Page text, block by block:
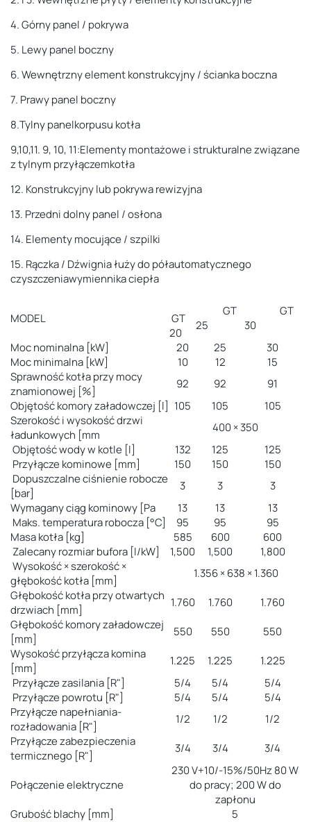
4.Górny panel / pokrywa
5. Lewy panel boczny
6. Wewnętrzny element konstrukcyjny / ścianka boczna
7. Prawy panel boczny
8.Tylny panelkorpusu kotła
9,10,11. 9, 10, 11:Elementy montażowe i strukturalne związane
ztylnym przyłączemkotła
12. Konstrukcyjny lubpokrywa rewizyjna
13. Przedni dolny panel / osłona
14. Elementy mocujące / szpilki
15. Rączka / Dźwigniałuży dopółautomatycznego
czyszczeniawymiennika ciepła
MODEL
GT
20
GT
25
GT
30
Moc nominalna [kW]
20 25
30
Moc minimalna [kW]
10 12
15
Sprawność kotła przy mocy
znamionowej [%]
92 92
91
Objętość komory załadowczej [l] 105 105
105
Szerokość i wysokość drzwi
ładunkowych [mm
400 × 350
Objętość wody w kotle [l]
132 125
125
Przyłącze kominowe [mm]
150 150
150
Dopuszczalne ciśnienie robocze
[bar]
3 3
3
Wymagany ciąg kominowy [Pa
13 13
13
Maks. temperatura robocza [°C]
95 95
95
Masa kotła [kg]
585 600
600
Zalecany rozmiar bufora [l/kW]
1,500 1,500
1,800
Wysokość × szerokość ×
głębokość kotła [mm]
1.356 × 638 × 1.360
Głębokość kotła przy otwartych
drzwiach [mm]
1.760 1.760
1.760
Głębokość komory załadowczej
[mm]
550 550
550
Wysokość przyłącza komina
[mm]
1.225 1.225
1.225
Przyłącze zasilania [R"]
5/4 5/4
5/4
Przyłącze powrotu [R"]
5/4 5/4
5/4
Przyłącze napełniania-
rozładowania [R"]
1/2 1/2
1/2
Przyłącze zabezpieczenia
termicznego [R"]
3/4 3/4 3/4
Połączenie elektryczne
230 V+10/-15%/50Hz 80 W
do pracy; 200 W do
zapłonu
Grubość blachy [mm]
5